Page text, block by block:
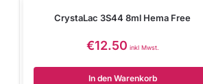
CrystaLac 3S44 8ml Hema Free
€12.50 inkl Mwst.
In den Warenkorb